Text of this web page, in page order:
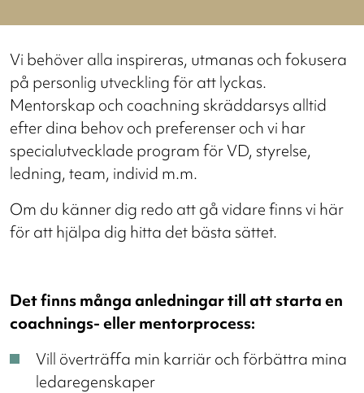
Vi behöver alla inspireras, utmanas och fokusera
på personlig utveckling för att lyckas.
Mentorskap och coachning skräddarsys alltid
efter dina behov och preferenser och vi har
specialutvecklade program för VD, styrelse,
ledning, team, individ m.m.
Om du känner dig redo att gå vidare finns vi här
för att hjälpa dig hitta det bästa sättet.
Det finns många anledningar till att starta en
coachnings- eller mentorprocess:
Vill överträffa min karriär och förbättra mina
ledaregenskaper